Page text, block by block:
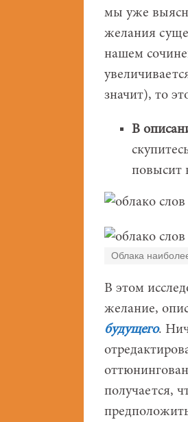
мы уже
желания
нашем
значит), то
В
повысит
Облака
В этом
желание,
будущего.
получается,